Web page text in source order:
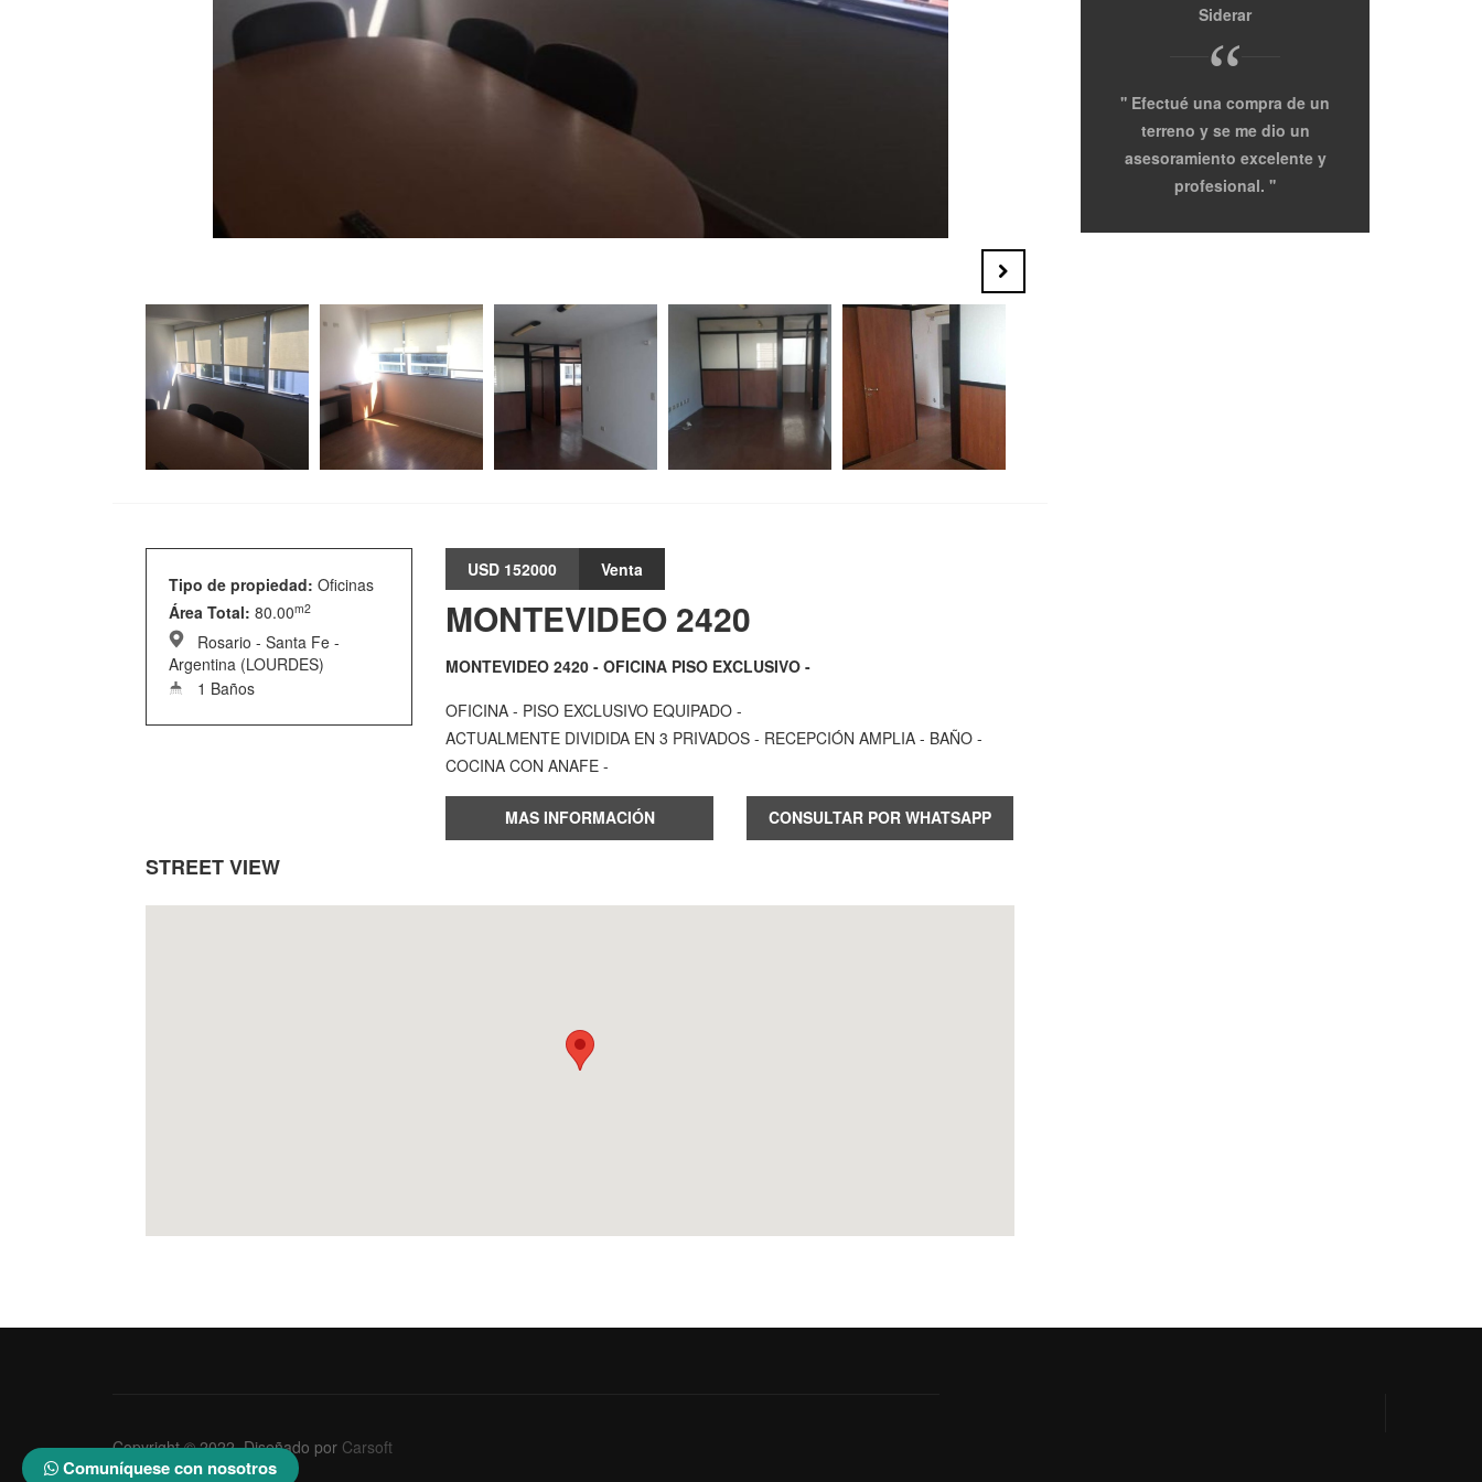
Tipo de propiedad: Oficinas
Área Total: 80.00m2
Rosario - Santa Fe -
Argentina (LOURDES)
1 Baños
USD 152000 Venta
MONTEVIDEO 2420
MONTEVIDEO 2420 - OFICINA PISO EXCLUSIVO -
OFICINA - PISO EXCLUSIVO EQUIPADO -
ACTUALMENTE DIVIDIDA EN 3 PRIVADOS - RECEPCIÓN AMPLIA - BAÑO -
COCINA CON ANAFE -
MAS INFORMACIÓN CONSULTAR POR WHATSAPP
STREET VIEW
Siderar
“
Efectué una compra de un
terreno y se me dio un
asesoramiento excelente y
profesional.
Copyright © 2022. Diseñado por Carsoft
Comuníquese con nosotros